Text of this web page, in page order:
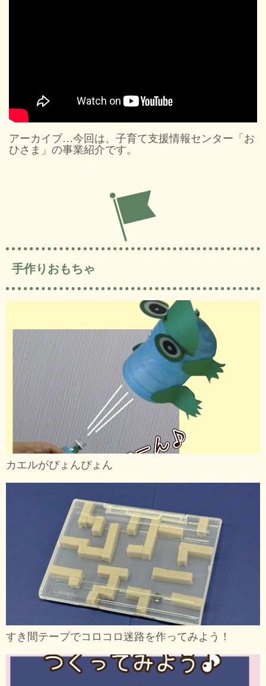
アーカイブ…今回は、子育て支援情報センター「お
ひさま」の事業紹介です。
手作りおもちゃ
カエルがぴょんぴょん
すき間テープでコロコロ迷路を作ってみよう！